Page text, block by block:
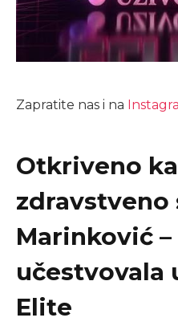
Zapratite nas i na
Otkriveno
zdravstveno
Marinković
učestvovala
Elite